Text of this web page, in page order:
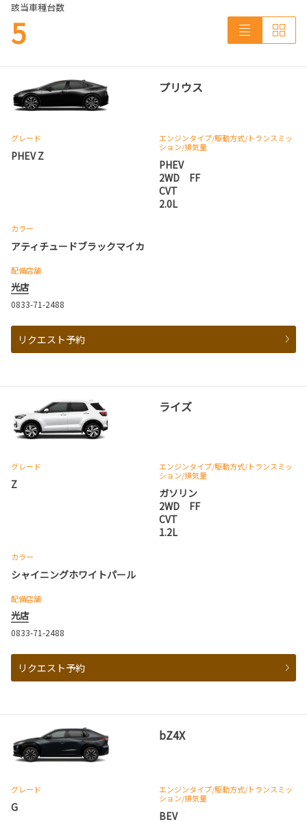
該当車種台数
5
プリウス
グレード
PHEV Z
エンジンタイプ/駆動方式/トランスミッ
ション/排気量
PHEV
2WD FF
CVT
2.0L
カラー
アティチュードブラックマイカ
配備店舗
光店
0833-71-2488
リクエスト予約
ライズ
グレード
Z
エンジンタイプ/駆動方式/トランスミッ
ション/排気量
ガソリン
2WD FF
CVT
1.2L
カラー
シャイニングホワイトパール
配備店舗
光店
0833-71-2488
リクエスト予約
bZ4X
グレード
G
エンジンタイプ/駆動方式/トランスミッ
ション/排気量
BEV